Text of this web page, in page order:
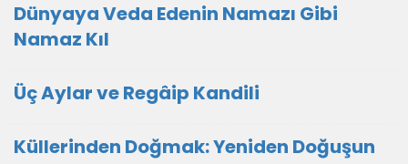
Dünyaya Veda Edenin Namazı Gibi
Namaz Kıl
Üç Aylar ve Regâip Kandili
Küllerinden Doğmak: Yeniden Doğuşun